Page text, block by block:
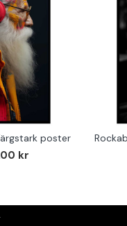
poster
kr